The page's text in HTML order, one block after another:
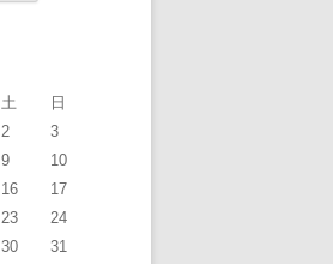
土 日
2
3
9
10
16
17
23
24
30 31